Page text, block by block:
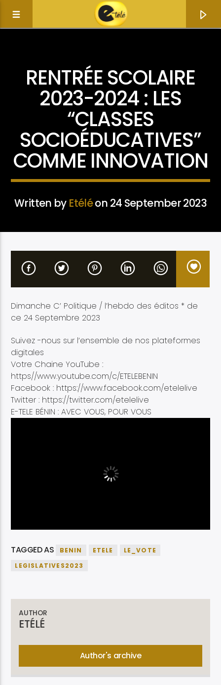
Title
Etele en direct
RENTRÉE SCOLAIRE
2023-2024 : LES
“CLASSES
SOCIOÉDUCATIVES”
COMME INNOVATION
Written by Etéléon 24 September 2023
Dimanche C’ Politique / l’hebdo des éditos * de
ce 24 Septembre 2023
Suivez -nous sur l’ensemble de nos plateformes
digitales
Votre Chaine YouTube :
https//www.youtube.com/c/ETELEBENIN
Facebook : https://www.facebook.com/etelelive
Twitter : https://twitter.com/etelelive
E-TELE BÉNIN : AVEC VOUS, POUR VOUS
TAGGED AS BENIN ETELE
LE_VOTE
LEGISLATIVES2023
AUTHOR
ETÉLÉ
Author's archive